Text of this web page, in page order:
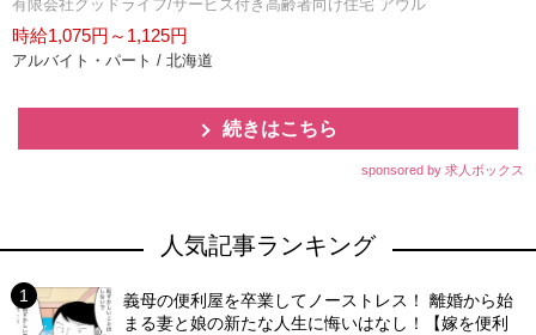
有限会社グッドライフ/サービス付き高齢者向け住宅 アウル
時給1,075円～1,125円
アルバイト・パート / 北海道
続きはこちら
sponsored by 求人ボックス
人気記事ランキング
義母の便利屋を卒業してノーストレス！ 離婚から始
まる妻と娘の新たな人生に悔いはなし！【嫁を便利